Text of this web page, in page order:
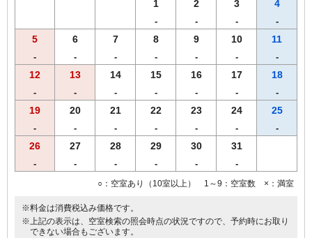
1
-
2
-
3
-
4
-
5
-
6
-
7
-
8
-
9
-
10
-
11
-
12
-
13
-
14
-
15
-
16
-
17
-
18
-
19
-
20
-
21
-
22
-
23
-
24
-
25
-
26
-
27
-
28
-
29
-
30
-
31
-
○：空室あり（10室以上） 1～9：空室数 ×：満室
※料金は消費税込み価格です。
※上記の表示は、空室検索の照会時点の状況ですので、予約時にお取り
できない場合もございます。